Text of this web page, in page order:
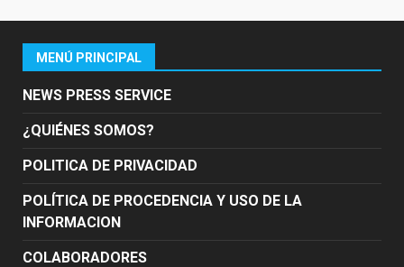
MENÚ PRINCIPAL
NEWS PRESS SERVICE
¿QUIÉNES SOMOS?
POLITICA DE PRIVACIDAD
POLÍTICA DE PROCEDENCIA Y USO DE LA
INFORMACION
COLABORADORES